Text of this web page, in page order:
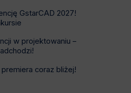
GstarCAD 2027!
w projektowaniu –
coraz bliżej!